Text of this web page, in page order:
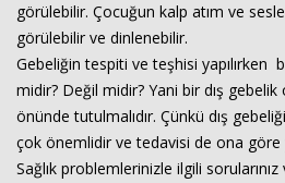
görülebilir. Çocuğun kalp atım ve
görülebilir ve dinlenebilir.
Gebeliğin tespiti ve teşhisi yapılırken
midir? Değil midir? Yani bir dış
önünde tutulmalıdır. Çünkü dış
çok önemlidir ve tedavisi de ona göre
Sağlık problemlerinizle ilgili